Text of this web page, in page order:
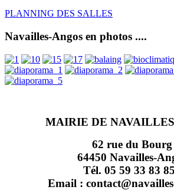
PLANNING DES SALLES
Navailles-Angos en photos ....
MAIRIE DE
62 rue du Bourg
64450 Navailles-
Tél. 05 59 33 83
Email :